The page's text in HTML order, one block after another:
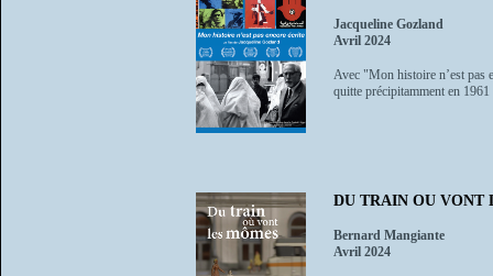
Jacqueline Gozland
Avril 2024
Avec "Mon histoire n’est pas
quitte précipitamment en
DU TRAIN OU VONT
Bernard Mangiante
Avril 2024